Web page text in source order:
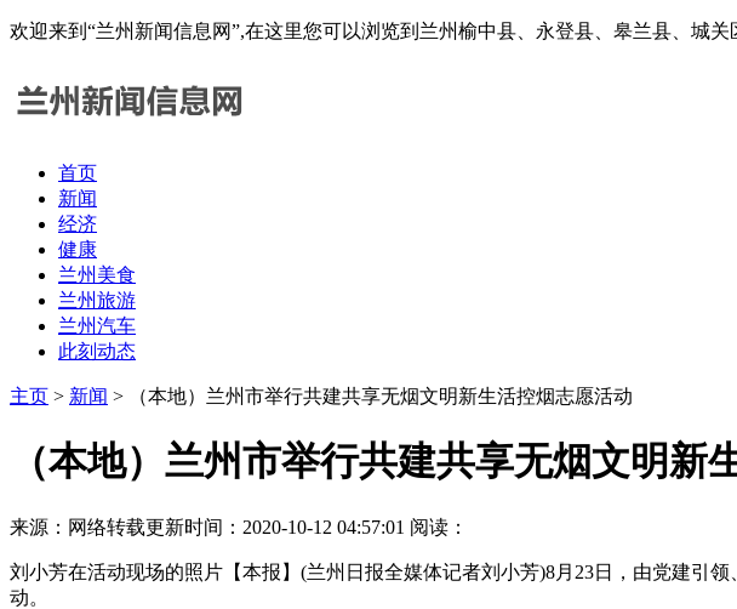
欢迎来到“兰州新闻信息网”,在这里您可以浏览到兰州榆中县、永登县、皋兰县、城
首页
新闻
经济
健康
兰州美食
兰州旅游
兰州汽车
此刻动态
主页 > 新闻 > （本地）兰州市举行共建共享无烟文明新生活控烟志愿活动
（本地）兰州市举行共建共享无烟文明新
来源：网络转载更新时间：2020-10-12 04:57:01 阅读：
刘小芳在活动现场的照片【本报】(兰州日报全媒体记者刘小芳)8月23日，由党建引
动。